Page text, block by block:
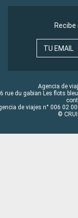
TU EMAIL
Agencia de
rue du gabian Les flots
de viajes n° 006 02
©